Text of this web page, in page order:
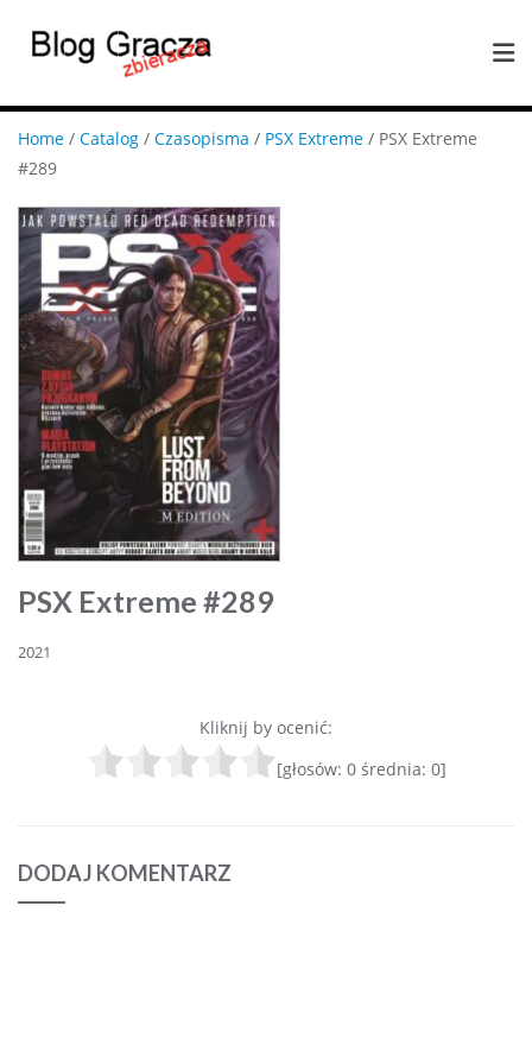
Home / Catalog / Czasopisma / PSX Extreme / PSX Extreme
#289
PSX Extreme #289
2021
Kliknij by ocenić:
[głosów: 0średnia: 0]
DODAJ KOMENTARZ